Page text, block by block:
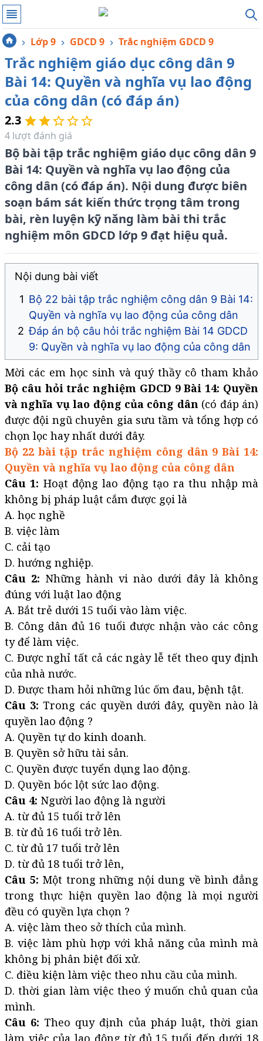
Lớp 9 GDCD 9 Trắc nghiệm GDCD 9
Trắc nghiệm giáo dục công dân 9
Bài 14: Quyền và nghĩa vụ lao động
của công dân (có đáp án)
Bộ bài tập trắc nghiệm giáo dục công dân 9
Bài 14: Quyền và nghĩa vụ lao động của
công dân (có đáp án). Nội dung được biên
soạn bám sát kiến thức trọng tâm trong
bài, rèn luyện kỹ năng làm bài thi trắc
nghiệm môn GDCD lớp 9 đạt hiệu quả.
2.3
4 lượt đánh giá
Nội dung bài viết
Bộ 22 bài tập trắc nghiệm công dân 9 Bài 14:
Quyền và nghĩa vụ lao động của công dân
Đáp án bộ câu hỏi trắc nghiệm Bài 14 GDCD
9: Quyền và nghĩa vụ lao động của công dân
Mời các em học sinh và quý thầy cô tham khảo
Bộ câu hỏi trắc nghiệm GDCD 9 Bài 14: Quyền
và nghĩa vụ lao động của công dân (có đáp án)
được đội ngũ chuyên gia sưu tầm và tổng hợp có
chọn lọc hay nhất dưới đây.
Bộ 22 bài tập trắc nghiệm công dân 9 Bài 14:
Quyền và nghĩa vụ lao động của công dân
Câu 1: Hoạt động lao động tạo ra thu nhập mà
không bị pháp luật cắm được gọi là
A. học nghề
B. việc làm
C. cải tạo
D. hướng nghiệp.
Câu 2: Những hành vi nào dưới đây là không
đúng với luật lao động
A. Bắt trẻ dưới 15 tuổi vào làm việc.
B. Công dân đủ 16 tuổi được nhận vào các công
ty để làm việc.
C. Được nghỉ tất cả các ngày lễ tết theo quy định
của nhà nước.
D. Được tham hỏi những lúc ốm đau, bệnh tật.
Câu 3: Trong các quyền dưới đây, quyền nào là
quyền lao động ?
A. Quyền tự do kinh doanh.
B. Quyền sở hữu tài sản.
C. Quyền được tuyển dụng lao động.
D. Quyền bóc lột sức lao động.
Câu 4: Người lao động là người
A. từ đủ 15 tuổi trở lên
B. từ đủ 16 tuổi trở lên.
C. từ đủ 17 tuổi trở lên
D. từ đủ 18 tuổi trở lên,
Câu 5: Một trong những nội dung về bình đẳng
trong thực hiện quyền lao động là mọi người
đều có quyền lựa chọn ?
A. việc làm theo sở thích của mình.
B. việc làm phù hợp với khả năng của mình mà
không bị phân biệt đối xử.
C. điều kiện làm việc theo nhu cầu của mình.
D. thời gian làm việc theo ý muốn chủ quan của
mình.
Câu 6: Theo quy định của pháp luật, thời gian
làm việc của lao động từ đủ 15 tuổi đến dưới 18